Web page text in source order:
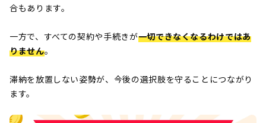
合もあります。
一方で、すべての契約や手続きが一切できなくなるわけではあ
りません。
滞納を放置しない姿勢が、今後の選択肢を守ることにつながり
ます。